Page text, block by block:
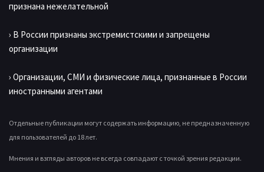
признана нежелательной
› В России признаны экстремистскими и запрещены
организации
› Организации, СМИ и физические лица, признанные в России
иностранными агентами
Отдельные публикации могут содержать информацию, не предназначенную
для пользователей до 18 лет.
Мнения и взгляды авторов не всегда совпадают с точкой зрения редакции.